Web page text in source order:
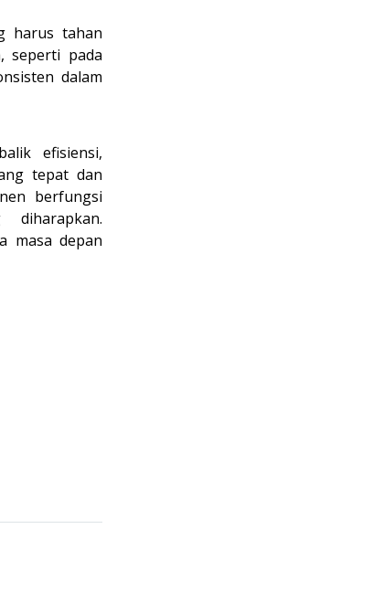
harus tahan
seperti pada
dalam
efisiensi,
tepat dan
berfungsi
masa depan